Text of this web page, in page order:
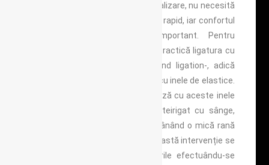
tratament care nu necesită spitalizare, nu necesită
anestezie, nu este dureros, este rapid, iar confortul
pacientului este cel mai important. Pentru
hemoroizii de gradele 2 si 3 se practică ligatura cu
benzi de cauciuc – Rubber band ligation-, adică
legarea hemoroizilor, la baza lor, cu inele de elastice.
Hemoroidul fiind strangulat la bază cu aceste inele
se usucă, deoarece nu mai esteirigat cu sânge,
după șapte-zece zile cade, rămânând o mică rană
care se cicatrizează ulterior. Această intervenție se
repeta la 2-3 săptămâni ligaturile efectuându-se